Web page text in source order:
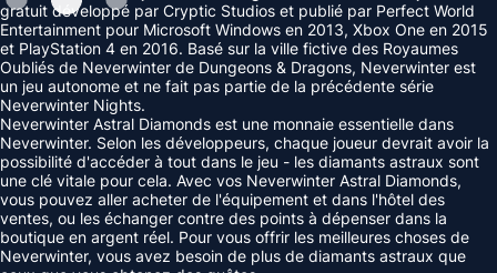
gratuit développé par Cryptic Studios et publié par Perfect World
Entertainment pour Microsoft Windows en 2013, Xbox One en 2015
et PlayStation 4 en 2016. Basé sur la ville fictive des Royaumes
Oubliés de Neverwinter de Dungeons & Dragons, Neverwinter est
un jeu autonome et ne fait pas partie de la précédente série
Neverwinter Nights.
Neverwinter Astral Diamonds est une monnaie essentielle dans
Neverwinter. Selon les développeurs, chaque joueur devrait avoir la
possibilité d'accéder à tout dans le jeu - les diamants astraux sont
une clé vitale pour cela. Avec vos Neverwinter Astral Diamonds,
vous pouvez aller acheter de l'équipement et dans l'hôtel des
ventes, ou les échanger contre des points à dépenser dans la
boutique en argent réel. Pour vous offrir les meilleures choses de
Neverwinter, vous avez besoin de plus de diamants astraux que